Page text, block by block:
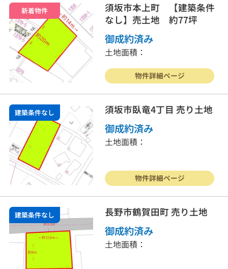
須坂市本上町 【建築条件
なし】売土地 約77坪
御成約済み
土地面積：
物件詳細ページ
新着物件
須坂市臥竜4丁目 売り土地
御成約済み
土地面積：
物件詳細ページ
建築条件なし
長野市鶴賀田町 売り土地
御成約済み
土地面積：
建築条件なし